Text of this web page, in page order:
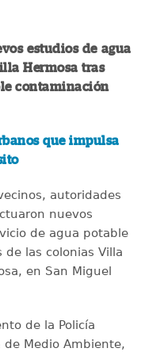
estudios de agua
Hermosa tras
contaminación
que impulsa
autoridades
nuevos
de agua potable
las colonias Villa
en San Miguel
de la Policía
de Medio Ambiente,